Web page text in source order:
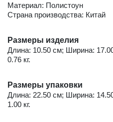
Материал: Полистоун
Страна производства: Китай
Размеры изделия
Длина: 10.50 см; Ширина:
0.76 кг.
Размеры упаковки
Длина: 22.50 см; Ширина:
1.00 кг.